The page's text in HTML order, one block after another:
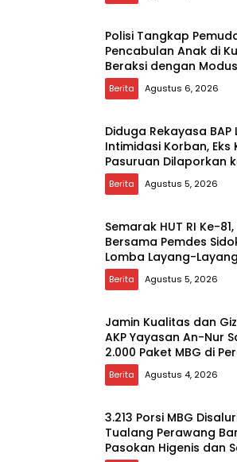
Polisi Tangkap
Pencabulan Anak di
Beraksi dengan
Teman Korban
Berita Agustus 6, 2026
Diduga Rekayasa
Intimidasi Korban, Eks
Pasuruan Dilaporkan
Jatim
Berita Agustus 5, 2026
Semarak HUT RI Ke-
Bersama Pemdes
Lomba Layang-Layang
Berita Agustus 5, 2026
Jamin Kualitas dan
AKP Yayasan An-Nur
2.000 Paket MBG di
Berita Agustus 4, 2026
3.213 Porsi MBG
Tualang Perawang
Pasokan Higenis dan